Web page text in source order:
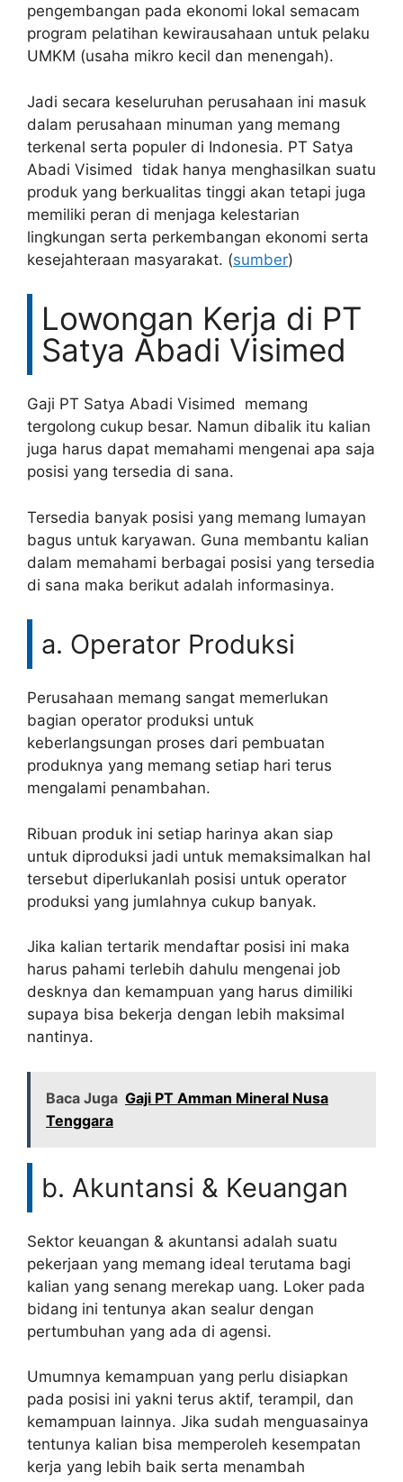
pengembangan pada ekonomi lokal semacam
program pelatihan kewirausahaan untuk pelaku
UMKM (usaha mikro kecil dan menengah).
Jadi secara keseluruhan perusahaan ini masuk
dalam perusahaan minuman yang memang
terkenal serta populer di Indonesia. PT Satya
Abadi Visimed tidak hanya menghasilkan suatu
produk yang berkualitas tinggi akan tetapi juga
memiliki peran di menjaga kelestarian
lingkungan serta perkembangan ekonomi serta
kesejahteraan masyarakat. (sumber)
Lowongan Kerja di PT
Satya Abadi Visimed
Gaji PT Satya Abadi Visimed memang
tergolong cukup besar. Namun dibalik itu kalian
juga harus dapat memahami mengenai apa saja
posisi yang tersedia di sana.
Tersedia banyak posisi yang memang lumayan
bagus untuk karyawan. Guna membantu kalian
dalam memahami berbagai posisi yang tersedia
di sana maka berikut adalah informasinya.
a. Operator Produksi
Perusahaan memang sangat memerlukan
bagian operator produksi untuk
keberlangsungan proses dari pembuatan
produknya yang memang setiap hari terus
mengalami penambahan.
Ribuan produk ini setiap harinya akan siap
untuk diproduksi jadi untuk memaksimalkan hal
tersebut diperlukanlah posisi untuk operator
produksi yang jumlahnya cukup banyak.
Jika kalian tertarik mendaftar posisi ini maka
harus pahami terlebih dahulu mengenai job
desknya dan kemampuan yang harus dimiliki
supaya bisa bekerja dengan lebih maksimal
nantinya.
Baca Juga Gaji PT Amman Mineral Nusa
Tenggara
b. Akuntansi & Keuangan
Sektor keuangan & akuntansi adalah suatu
pekerjaan yang memang ideal terutama bagi
kalian yang senang merekap uang. Loker pada
bidang ini tentunya akan sealur dengan
pertumbuhan yang ada di agensi.
Umumnya kemampuan yang perlu disiapkan
pada posisi ini yakni terus aktif, terampil, dan
kemampuan lainnya. Jika sudah menguasainya
tentunya kalian bisa memperoleh kesempatan
kerja yang lebih baik serta menambah